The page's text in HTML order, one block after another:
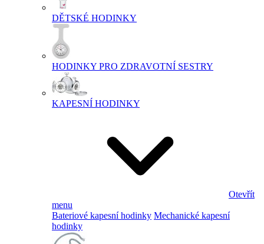
DĚTSKÉ HODINKY
HODINKY PRO ZDRAVOTNÍ SESTRY
KAPESNÍ HODINKY
Otevřít
menu
Bateriové kapesní hodinky Mechanické kapesní
hodinky